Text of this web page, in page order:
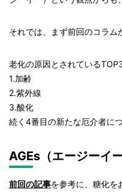
それでは、まず前回のコラム
老化の原因とされている
1.加齢
2.紫外線
3.酸化
続く4番目の新たな厄介者に
AGEs（エージーイ
前回の記事を参考に、糖化を